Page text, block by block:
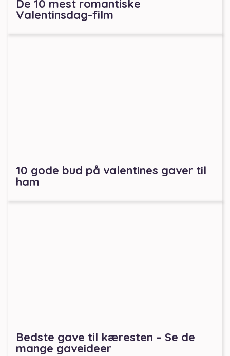
De 10 mest romantiske
Valentinsdag-film
10 gode bud på valentines gaver til
ham
Bedste gave til kæresten – Se de
mange gaveideer